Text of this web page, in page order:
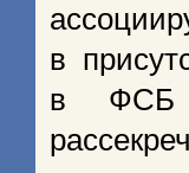
в
в ФСБ